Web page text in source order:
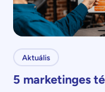
Aktuális
5 marketinges